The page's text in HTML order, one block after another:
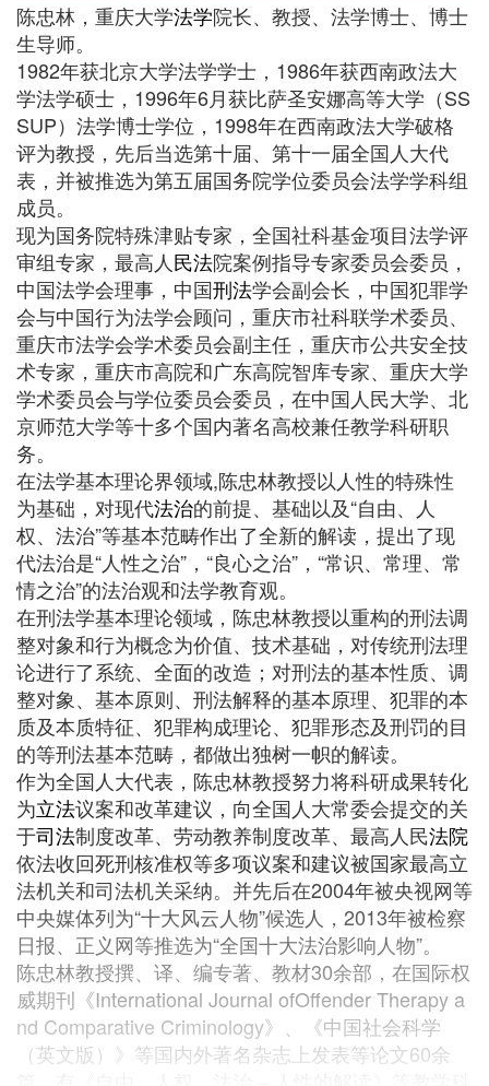
陈忠林，重庆大学法学院长、教授、法学博士、博士
生导师。
1982年获北京大学法学学士，1986年获西南政法大
学法学硕士，1996年6月获比萨圣安娜高等大学（SS
SUP）法学博士学位，1998年在西南政法大学破格
评为教授，先后当选第十届、第十一届全国人大代
表，并被推选为第五届国务院学位委员会法学学科组
成员。
现为国务院特殊津贴专家，全国社科基金项目法学评
审组专家，最高人民法院案例指导专家委员会委员，
中国法学会理事，中国刑法学会副会长，中国犯罪学
会与中国行为法学会顾问，重庆市社科联学术委员、
重庆市法学会学术委员会副主任，重庆市公共安全技
术专家，重庆市高院和广东高院智库专家、重庆大学
学术委员会与学位委员会委员，在中国人民大学、北
京师范大学等十多个国内著名高校兼任教学科研职
务。
在法学基本理论界领域,陈忠林教授以人性的特殊性
为基础，对现代法治的前提、基础以及“自由、人
权、法治”等基本范畴作出了全新的解读，提出了现
代法治是“人性之治”，“良心之治”，“常识、常理、常
情之治”的法治观和法学教育观。
在刑法学基本理论领域，陈忠林教授以重构的刑法调
整对象和行为概念为价值、技术基础，对传统刑法理
论进行了系统、全面的改造；对刑法的基本性质、调
整对象、基本原则、刑法解释的基本原理、犯罪的本
质及本质特征、犯罪构成理论、犯罪形态及刑罚的目
的等刑法基本范畴，都做出独树一帜的解读。
作为全国人大代表，陈忠林教授努力将科研成果转化
为立法议案和改革建议，向全国人大常委会提交的关
于司法制度改革、劳动教养制度改革、最高人民法院
依法收回死刑核准权等多项议案和建议被国家最高立
法机关和司法机关采纳。并先后在2004年被央视网等
中央媒体列为“十大风云人物”候选人，2013年被检察
日报、正义网等推选为“全国十大法治影响人物”。
陈忠林教授撰、译、编专著、教材30余部，在国际权
威期刊《International Journal ofOffender Therapy a
nd Comparative Criminology》、《中国社会科学
（英文版）》等国内外著名杂志上发表等论文60余